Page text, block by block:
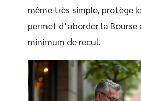
même très simple, protège
permet d’aborder la Bourse
minimum de recul.